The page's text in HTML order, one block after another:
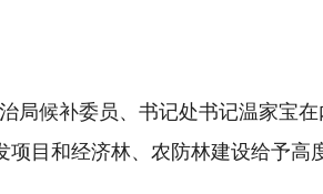
局候补委员、书记处书记温家宝
目和经济林、农防林建设给予